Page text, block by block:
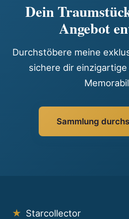
Dein
Angebot
Durchstöbere meine
sichere dir
Sammlung
★ Starcollector